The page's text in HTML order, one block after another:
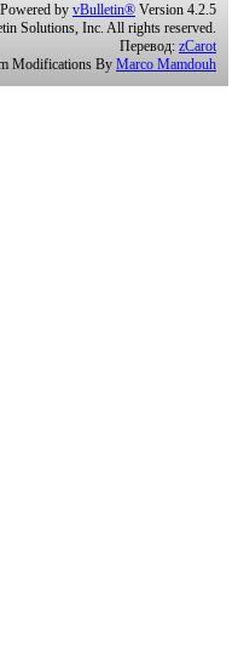
Powered by vBulletin® Version 4.2.5
Solutions, Inc. All rights reserved.
Перевод: zCarot
Modifications By Marco Mamdouh